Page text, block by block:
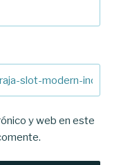
y web en este